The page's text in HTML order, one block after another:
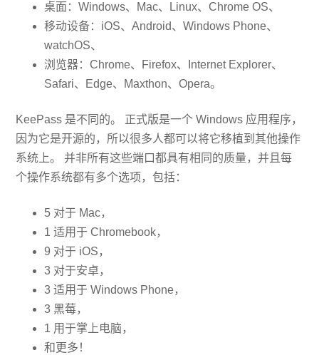
桌面：Windows、Mac、Linux、Chrome OS、
移动设备：iOS、Android、Windows Phone、
watchOS、
浏览器：Chrome、Firefox、Internet Explorer、
Safari、Edge、Maxthon、Opera。
KeePass 是不同的。 正式版是一个 Windows 应用程序，
因为它是开源的，所以很多人都可以将它移植到其他操作
系统上。 并非所有这些端口都具有相同的质量，并且每
个操作系统都有多个选项，包括：
5 对于 Mac，
1 适用于 Chromebook，
9 对于 iOS，
3 对于安卓，
3 适用于 Windows Phone，
3 黑莓，
1 用于掌上电脑，
和更多！